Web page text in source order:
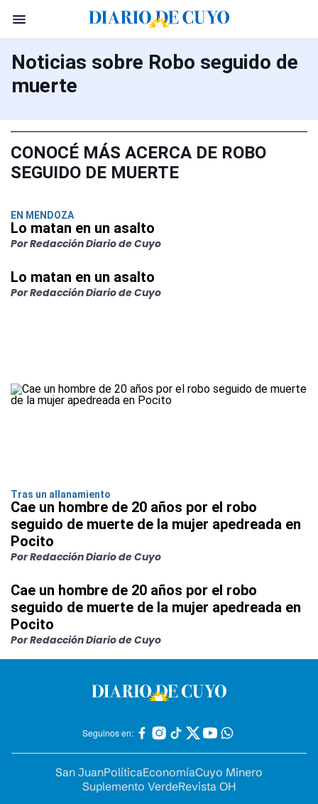
Noticias sobre Robo seguido de
muerte
CONOCÉ MÁS ACERCA DE ROBO
SEGUIDO DE MUERTE
EN MENDOZA
Lo matan en un asalto
Por Redacción Diario de Cuyo
Lo matan en un asalto
Por Redacción Diario de Cuyo
Tras un allanamiento
Cae un hombre de 20 años por el robo
seguido de muerte de la mujer apedreada en
Pocito
Por Redacción Diario de Cuyo
Cae un hombre de 20 años por el robo
seguido de muerte de la mujer apedreada en
Pocito
Por Redacción Diario de Cuyo
Seguinos en:
San JuanPolíticaEconomíaCuyo Minero
Suplemento VerdeRevista OH